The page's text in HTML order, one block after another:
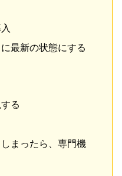
最新の状態にする
る
まったら、専門機